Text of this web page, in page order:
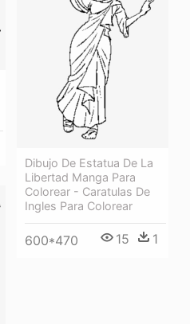
Dibujo De Estatua De La
Libertad Manga Para
Colorear - Caratulas De
Ingles Para Colorear
600*470 15 1